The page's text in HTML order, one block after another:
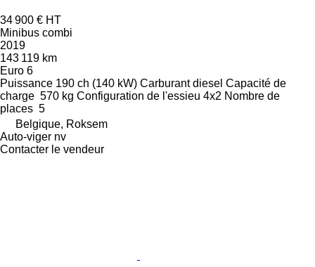
34 900 € HT
Minibus combi
2019
143 119 km
Euro 6
Puissance 190 ch (140 kW) Carburant diesel Capacité de
charge 570 kg Configuration de l'essieu 4x2 Nombre de
places 5
Belgique, Roksem
Auto-viger nv
Contacter le vendeur